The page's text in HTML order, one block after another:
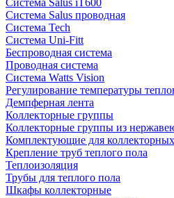
Система Salus проводная
Система Tech
Система Uni-Fitt
Беспроводная система
Проводная система
Система Watts Vision
Регулирование температуры
Демпферная лента
Коллекторные группы
Коллекторные группы из
Комплектующие для
Крепление труб теплого пола
Теплоизоляция
Трубы для теплого пола
Шкафы коллекторные